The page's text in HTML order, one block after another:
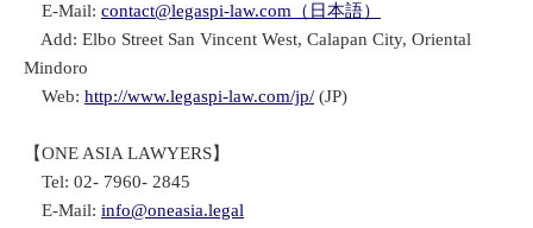
E-Mail: contact@legaspi-law.com（日本語）
Add: Elbo Street San Vincent West, Calapan City, Oriental
Mindoro
Web: http://www.legaspi-law.com/jp/ (JP)
【ONE ASIA LAWYERS】
Tel: 02- 7960- 2845
E-Mail: info@oneasia.legal